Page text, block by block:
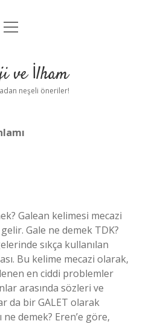
Uyarı
menüyü
ve İlham
neşeli öneriler!
Galean kelimesi mecazi
Gale ne demek TDK?
sıkça kullanılan
Bu kelime mecazi olarak,
en ciddi problemler
arasında sözleri ve
da bir GALET olarak
ne demek? Eren’e göre,